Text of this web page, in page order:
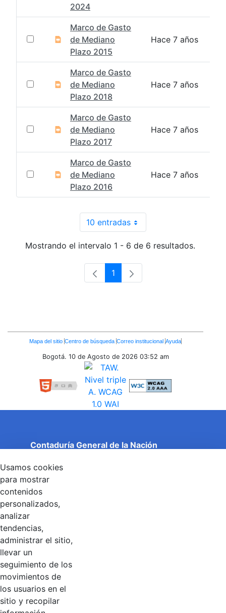
2024
Marco de Gasto
de Mediano
Plazo 2015
Hace 7 años
Marco de Gasto
de Mediano
Plazo 2018
Hace 7 años
Marco de Gasto
de Mediano
Plazo 2017
Hace 7 años
Marco de Gasto
de Mediano
Plazo 2016
Hace 7 años
10 entradasPor página
Mostrando el intervalo 1 - 6 de 6 resultados.
Página
1
Enlaces
Inferiores
Mapa del sitio Centro de búsqueda Correo institucional Ayuda
Bogotá. 10 de Agosto de 2026 03:52 am
Contaduría General de la Nación
Entidad adscrita al Ministerio de Hacienda y Crédito
Público
Torre 1 (Aire) - Piso 15, Bogotá D.C., Colombia
Código Postal: 111071
Linkedin
Contacto
Línea de servicio al ciudadano: +57(601) 492 64 00
Usamos cookies
para mostrar
contenidos
personalizados,
analizar
tendencias,
administrar el sitio,
llevar un
seguimiento de los
movimientos de
los usuarios en el
sitio y recopilar